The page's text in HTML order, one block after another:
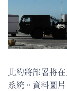
北約將部署將
系統。資料圖